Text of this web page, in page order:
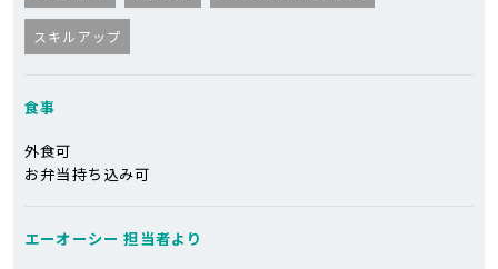
スキルアップ
食事
外食可
お弁当持ち込み可
エーオーシー 担当者より